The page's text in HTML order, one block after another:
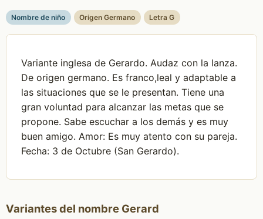
Nombre de niño Origen Germano Letra G
Variante inglesa de Gerardo. Audaz con la lanza.
De origen germano. Es franco,leal y adaptable a
las situaciones que se le presentan. Tiene una
gran voluntad para alcanzar las metas que se
propone. Sabe escuchar a los demás y es muy
buen amigo. Amor: Es muy atento con su pareja.
Fecha: 3 de Octubre (San Gerardo).
Variantes del nombre Gerard